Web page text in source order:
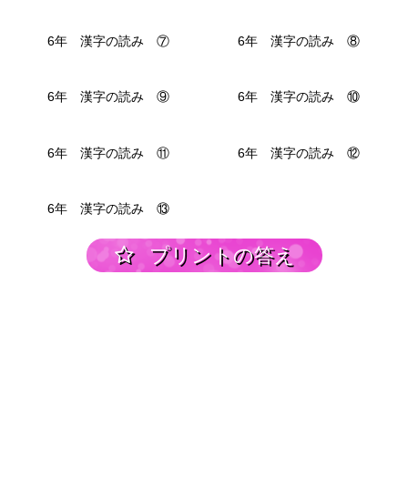
6年 漢字の読み ⑦ 6年 漢字の読み ⑧
6年 漢字の読み ⑨ 6年 漢字の読み ⑩
6年 漢字の読み ⑪ 6年 漢字の読み ⑫
6年 漢字の読み ⑬
プリントの答え